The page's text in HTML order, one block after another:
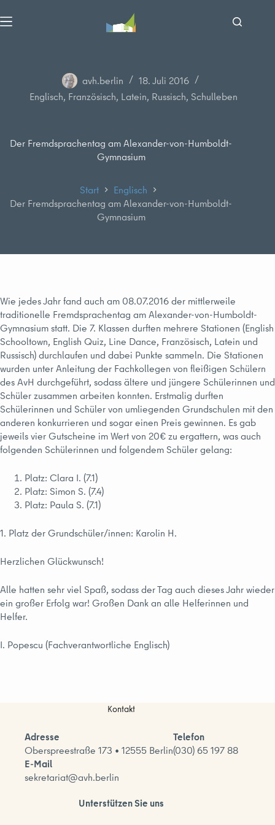
Inhalt
avh.berlin
18. Juli 2016
Englisch, Französisch, Latein, Russisch, Schulleben
Der Fremdsprachentag am Alexander-von-Humboldt-
Gymnasium
Start
Englisch
Der Fremdsprachentag am Alexander-von-Humboldt-
Gymnasium
Wie jedes Jahr fand auch am 08.07.2016 der mittlerweile
traditionelle Fremdsprachentag am Alexander-von-Humboldt-
Gymnasium statt. Die 7. Klassen durften mehrere Stationen (English
Schooltown, English Quiz, Line Dance, Französisch, Latein und
Russisch) durchlaufen und dabei Punkte sammeln. Die Stationen
wurden unter Anleitung der Fachkollegen von fleißigen Schülern
des AvH durchgeführt, sodass ältere und jüngere Schülerinnen und
Schüler zusammen arbeiten konnten. Erstmalig durften
Schülerinnen und Schüler von umliegenden Grundschulen mit den
anderen konkurrieren und sogar einen Preis gewinnen. Es gab
jeweils vier Gutscheine im Wert von 20€ zu ergattern, was auch
folgenden Schülerinnen und folgendem Schüler gelang:
Platz: Clara I. (7.1)
Platz: Simon S. (7.4)
Platz: Paula S. (7.1)
1. Platz der Grundschüler/innen: Karolin H.
Herzlichen Glückwunsch!
Alle hatten sehr viel Spaß, sodass der Tag auch dieses Jahr wieder
ein großer Erfolg war! Großen Dank an alle Helferinnen und
Helfer.
I. Popescu (Fachverantwortliche Englisch)
Kontakt
Adresse
Oberspreestraße 173 • 12555 Berlin
Telefon
(030) 65 197 88
E-Mail
sekretariat@avh.berlin
Unterstützen Sie uns